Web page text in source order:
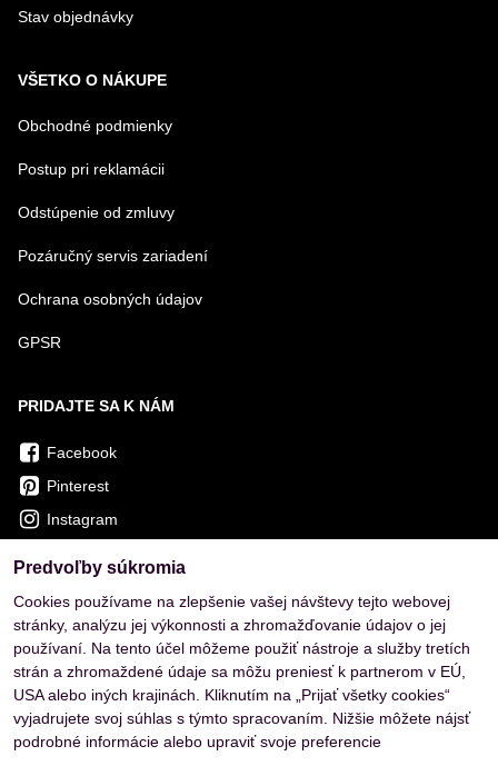
Stav objednávky
VŠETKO O NÁKUPE
Obchodné podmienky
Postup pri reklamácii
Odstúpenie od zmluvy
Pozáručný servis zariadení
Ochrana osobných údajov
GPSR
PRIDAJTE SA K NÁM
Facebook
Pinterest
Instagram
Predvoľby súkromia
Cookies používame na zlepšenie vašej návštevy tejto webovej
stránky, analýzu jej výkonnosti a zhromažďovanie údajov o jej
používaní. Na tento účel môžeme použiť nástroje a služby tretích
strán a zhromaždené údaje sa môžu preniesť k partnerom v EÚ,
USA alebo iných krajinách. Kliknutím na „Prijať všetky cookies“
vyjadrujete svoj súhlas s týmto spracovaním. Nižšie môžete nájsť
podrobné informácie alebo upraviť svoje preferencie